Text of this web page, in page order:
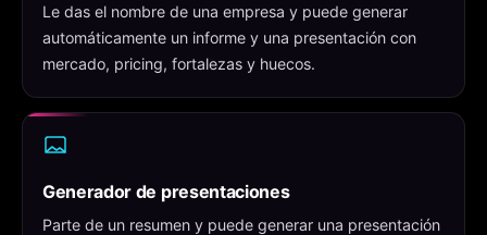
Le das el nombre de una empresa y puede generar
automáticamente un informe y una presentación con
mercado, pricing, fortalezas y huecos.
Generador de presentaciones
Parte de un resumen y puede generar una presentación